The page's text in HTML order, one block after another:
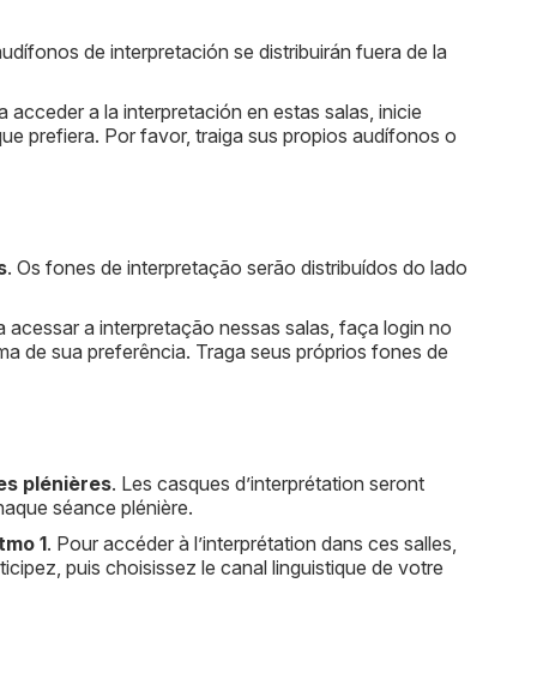
de interpretación se distribuirán fuera de la
acceder a la interpretación en estas salas, inicie
prefiera. Por favor, traiga sus propios audífonos o
. Os fones de interpretação serão distribuídos do lado
acessar a interpretação nessas salas, faça login no
de sua preferência. Traga seus próprios fones de
plénières. Les casques d’interprétation seront
séance plénière.
1. Pour accéder à l’interprétation dans ces salles,
puis choisissez le canal linguistique de votre